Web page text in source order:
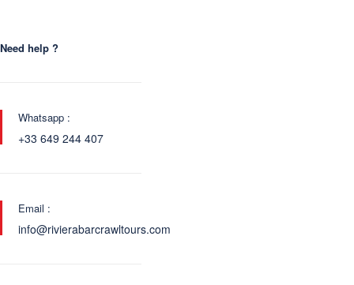
Need help ?
Whatsapp :
+33 649 244 407
Email :
info@rivierabarcrawltours.com